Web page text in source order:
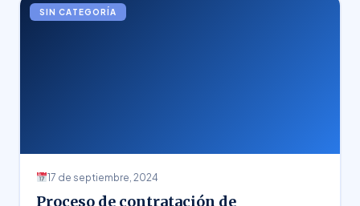
SIN CATEGORÍA
17 de septiembre, 2024
Proceso de contratación de